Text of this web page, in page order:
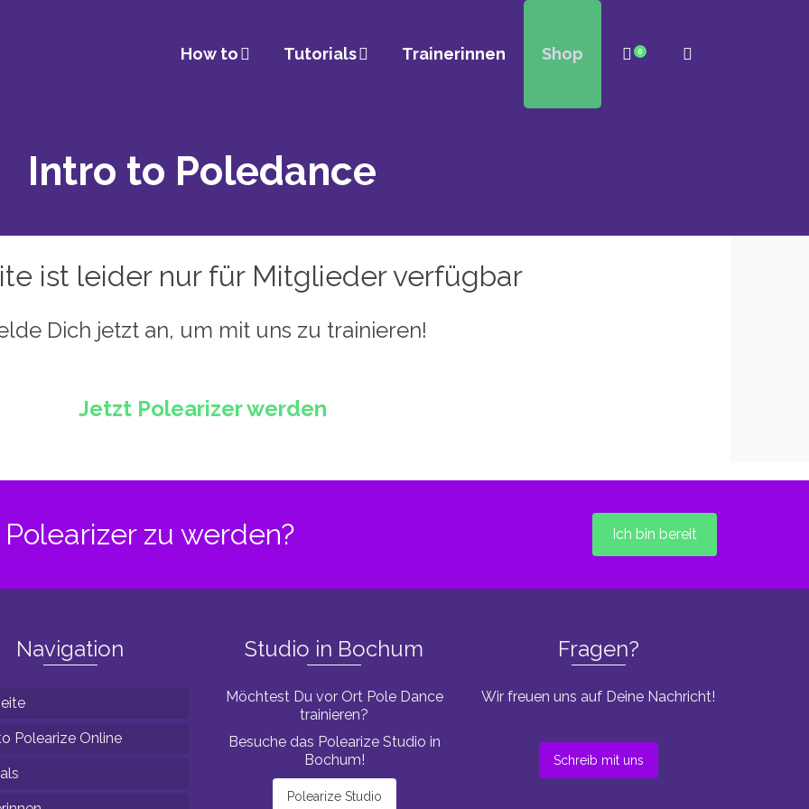
How to Tutorials Trainerinnen Shop 0
Intro to Poledance
ist leider nur für Mitglieder verfügbar
Dich jetzt an, um mit uns zu trainieren!
Jetzt Polearizer werden
zu werden? Ich bin bereit
Navigation
Polearize Online
Studio in Bochum
Möchtest Du vor Ort Pole Dance
trainieren?
Besuche das Polearize Studio in
Bochum!
Polearize Studio
Fragen?
Wir freuen uns auf Deine Nachricht!
Schreib mit uns